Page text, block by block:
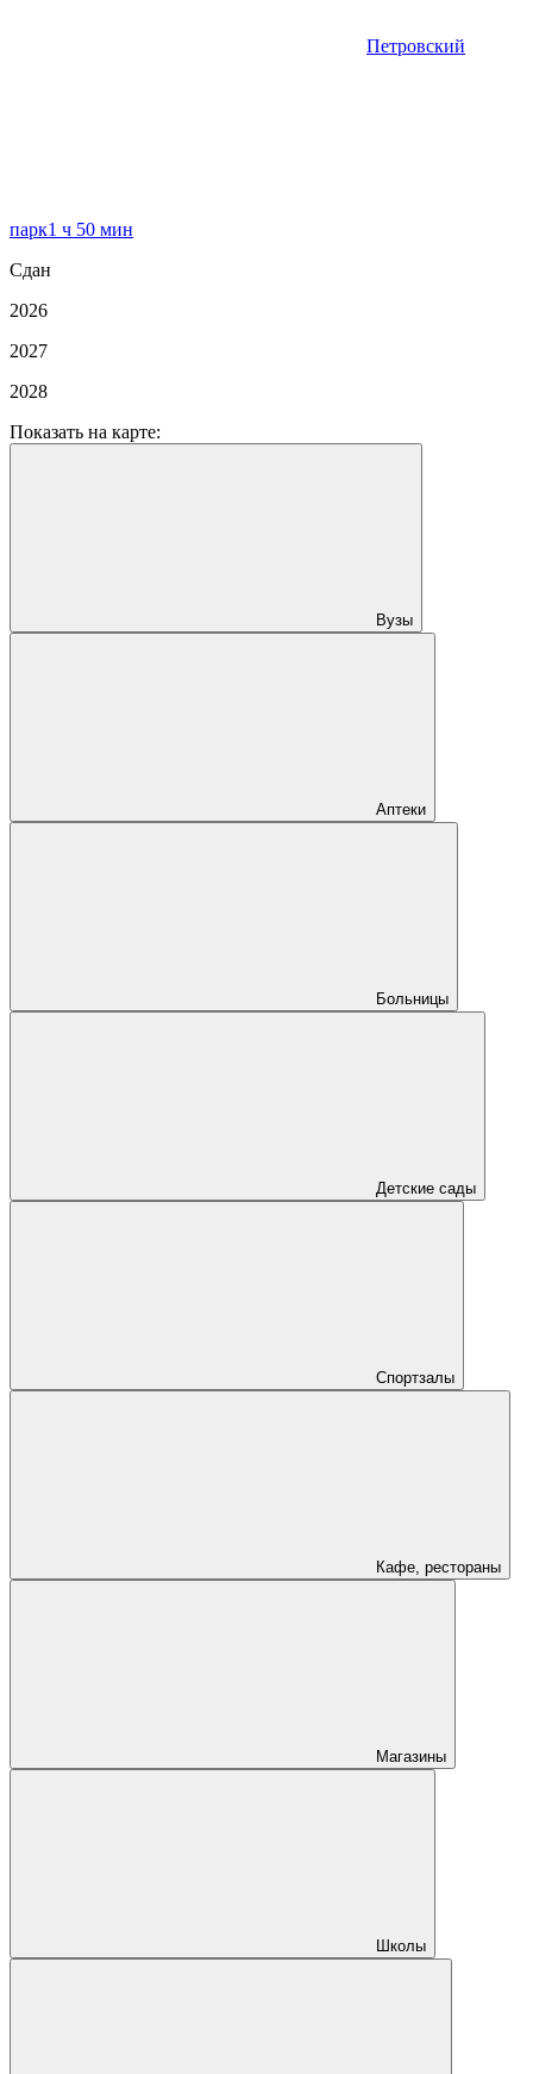
Петровский
парк1 ч 50 мин
Сдан
2026
2027
2028
Показать на карте:
Вузы
Аптеки
Больницы
Детские сады
Спортзалы
Кафе, рестораны
Магазины
Школы